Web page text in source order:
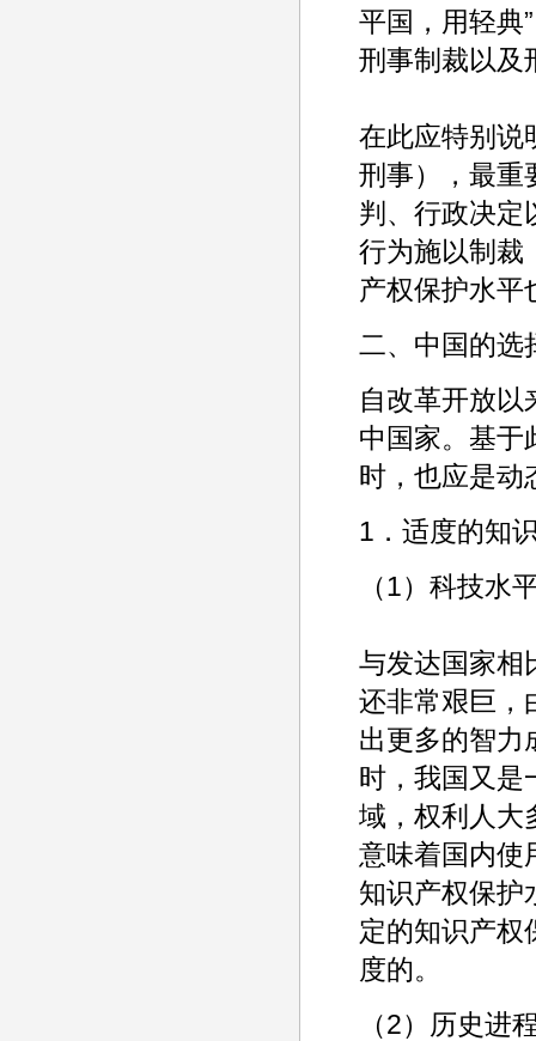
平国，用轻典
刑事制裁以及
在此应特别说
刑事），最重
判、行政决定
行为施以制裁
产权保护水平
二、中国的选
自改革开放以
中国家。基于
时，也应是动
1．适度的知
（1）科技水
与发达国家相
还非常艰巨，
出更多的智力
时，我国又是
域，权利人大
意味着国内使
知识产权保护
定的知识产权
度的。
（2）历史进